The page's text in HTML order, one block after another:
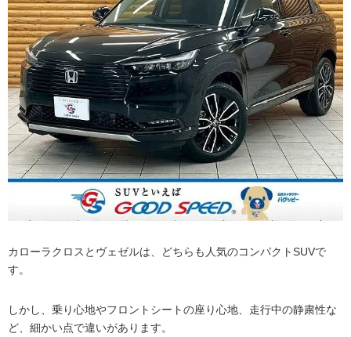
カローラクロスとヴェゼルは、どちらも人気のコンパクトSUVで
す。
しかし、乗り心地やフロントシートの座り心地、走行中の静粛性な
ど、細かい点で違いがあります。